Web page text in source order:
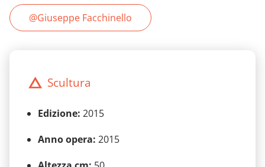
@Giuseppe Facchinello
Scultura
Edizione: 2015
Anno opera: 2015